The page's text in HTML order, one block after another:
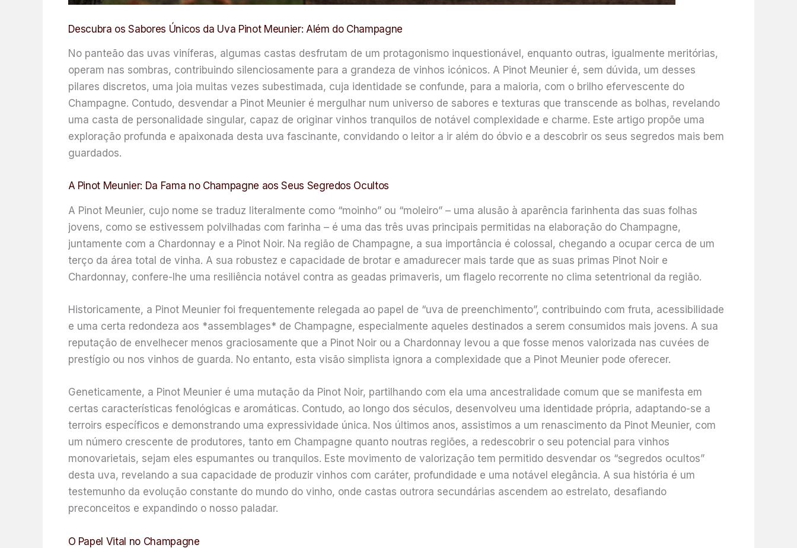
Descubra os Sabores Únicos da Uva Pinot Meunier: Além do Champagne
No panteão das uvas viníferas, algumas castas desfrutam de um protagonismo inquestionável, enquanto outras, igualmente meritórias,
operam nas sombras, contribuindo silenciosamente para a grandeza de vinhos icónicos. A Pinot Meunier é, sem dúvida, um desses
pilares discretos, uma joia muitas vezes subestimada, cuja identidade se confunde, para a maioria, com o brilho efervescente do
Champagne. Contudo, desvendar a Pinot Meunier é mergulhar num universo de sabores e texturas que transcende as bolhas, revelando
uma casta de personalidade singular, capaz de originar vinhos tranquilos de notável complexidade e charme. Este artigo propõe uma
exploração profunda e apaixonada desta uva fascinante, convidando o leitor a ir além do óbvio e a descobrir os seus segredos mais bem
guardados.
A Pinot Meunier: Da Fama no Champagne aos Seus Segredos Ocultos
A Pinot Meunier, cujo nome se traduz literalmente como “moinho” ou “moleiro” – uma alusão à aparência farinhenta das suas folhas
jovens, como se estivessem polvilhadas com farinha – é uma das três uvas principais permitidas na elaboração do Champagne,
juntamente com a Chardonnay e a Pinot Noir. Na região de Champagne, a sua importância é colossal, chegando a ocupar cerca de um
terço da área total de vinha. A sua robustez e capacidade de brotar e amadurecer mais tarde que as suas primas Pinot Noir e
Chardonnay, confere-lhe uma resiliência notável contra as geadas primaveris, um flagelo recorrente no clima setentrional da região.
Historicamente, a Pinot Meunier foi frequentemente relegada ao papel de “uva de preenchimento”, contribuindo com fruta, acessibilidade
e uma certa redondeza aos *assemblages* de Champagne, especialmente aqueles destinados a serem consumidos mais jovens. A sua
reputação de envelhecer menos graciosamente que a Pinot Noir ou a Chardonnay levou a que fosse menos valorizada nas cuvées de
prestígio ou nos vinhos de guarda. No entanto, esta visão simplista ignora a complexidade que a Pinot Meunier pode oferecer.
Geneticamente, a Pinot Meunier é uma mutação da Pinot Noir, partilhando com ela uma ancestralidade comum que se manifesta em
certas características fenológicas e aromáticas. Contudo, ao longo dos séculos, desenvolveu uma identidade própria, adaptando-se a
terroirs específicos e demonstrando uma expressividade única. Nos últimos anos, assistimos a um renascimento da Pinot Meunier, com
um número crescente de produtores, tanto em Champagne quanto noutras regiões, a redescobrir o seu potencial para vinhos
monovarietais, sejam eles espumantes ou tranquilos. Este movimento de valorização tem permitido desvendar os “segredos ocultos”
desta uva, revelando a sua capacidade de produzir vinhos com caráter, profundidade e uma notável elegância. A sua história é um
testemunho da evolução constante do mundo do vinho, onde castas outrora secundárias ascendem ao estrelato, desafiando
preconceitos e expandindo o nosso paladar.
O Papel Vital no Champagne